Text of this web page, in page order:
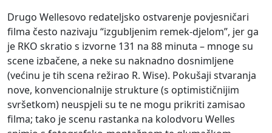
Drugo Wellesovo redateljsko ostvarenje povjesničari
filma često nazivaju “izgubljenim remek-djelom”, jer ga
je RKO skratio s izvorne 131 na 88 minuta – mnoge su
scene izbačene, a neke su naknadno dosnimljene
(većinu je tih scena režirao R. Wise). Pokušaji stvaranja
nove, konvencionalnije strukture (s optimističnijim
svršetkom) neuspjeli su te ne mogu prikriti zamisao
filma; tako je scenu rastanka na kolodvoru Welles